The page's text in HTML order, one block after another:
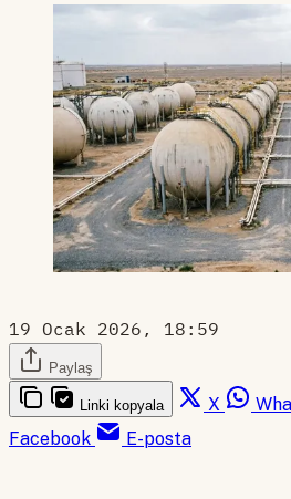
19 Ocak 2026, 18:59
Paylaş
Linki kopyala X
Facebook
E-posta